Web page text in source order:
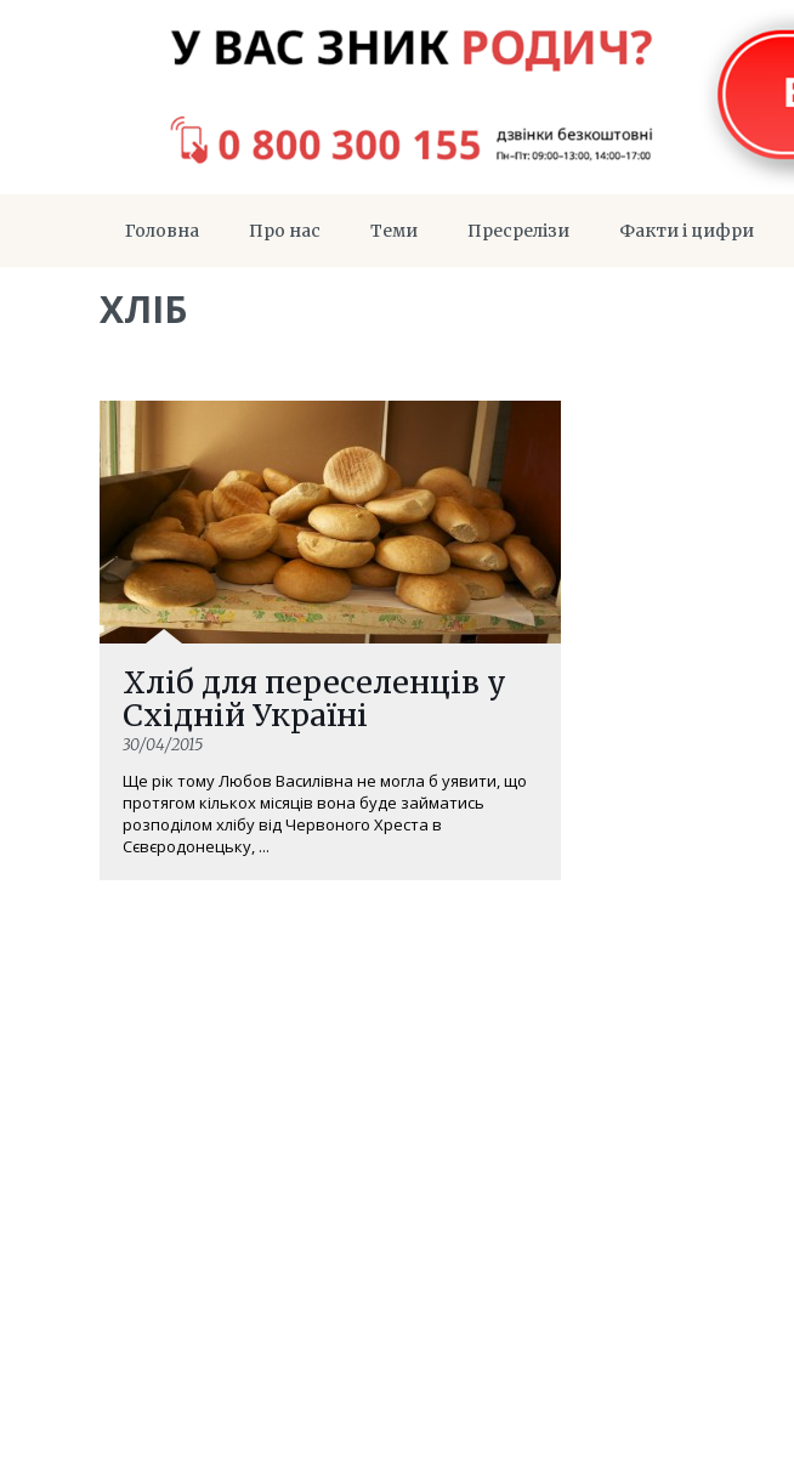
Головна Про нас Теми Пресрелізи Факти і цифри
ХЛІБ
Хліб для переселенців у
Східній Україні
30/04/2015
Ще рік тому Любов Василівна не могла б уявити, що
протягом кількох місяців вона буде займатись
розподілом хлібу від Червоного Хреста в
Сєвєродонецьку, ...